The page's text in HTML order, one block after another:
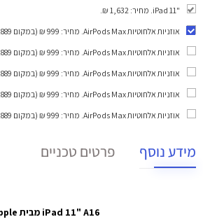
"iPad 11. מחיר: 1,632 ₪.
אוזניות אלחוטיות AirPods Max
. מחיר: 999 ₪ (במקום 1,889 ₪).
אוזניות אלחוטיות AirPods Max
. מחיר: 999 ₪ (במקום 1,889 ₪).
אוזניות אלחוטיות AirPods Max
. מחיר: 999 ₪ (במקום 1,889 ₪).
אוזניות אלחוטיות AirPods Max
. מחיר: 999 ₪ (במקום 1,889 ₪).
אוזניות אלחוטיות AirPods Max
. מחיר: 999 ₪ (במקום 1,889 ₪).
מידע נוסף פרטים טכניים
iPad 11" A16 מבית Apple